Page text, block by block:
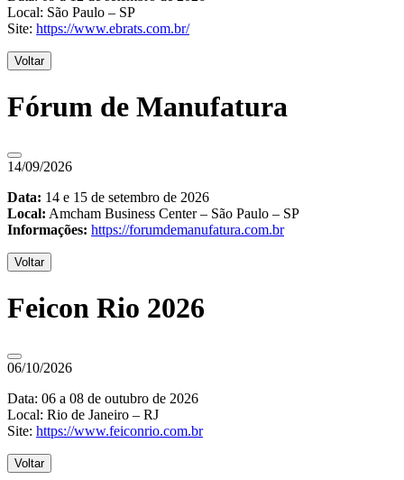
Local: São Paulo – SP
Site: https://www.ebrats.com.br/
Voltar
Fórum de Manufatura
14/09/2026
Data: 14 e 15 de setembro de 2026
Local: Amcham Business Center – São Paulo – SP
Informações: https://forumdemanufatura.com.br
Voltar
Feicon Rio 2026
06/10/2026
Data: 06 a 08 de outubro de 2026
Local: Rio de Janeiro – RJ
Site: https://www.feiconrio.com.br
Voltar